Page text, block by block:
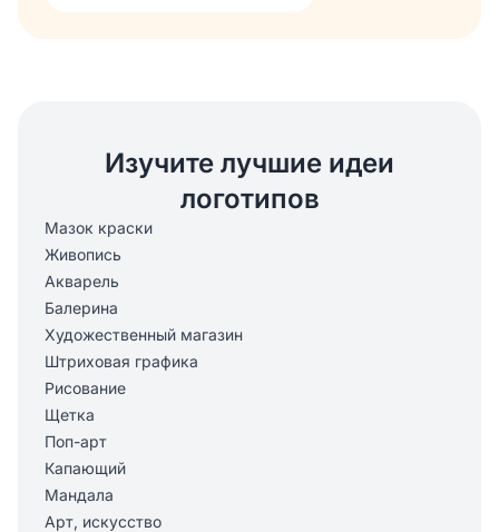
Изучите лучшие идеи
логотипов
Мазок краски
Живопись
Акварель
Балерина
Художественный магазин
Штриховая графика
Рисование
Щетка
Поп-арт
Капающий
Мандала
Арт, искусство